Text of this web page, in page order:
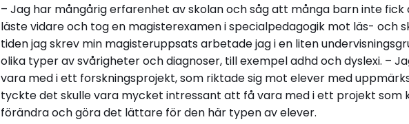
i Köping
Disputerade 2013-03-22
vid Stockholms universitet
Its
Basic
Relaterade länkar
– Jag har mångårig erfarenhet av skolan och såg att många barn inte fick
läste vidare och tog en magisterexamen i specialpedagogik mot läs- och
tiden jag skrev min magisteruppsats arbetade jag i en liten
olika typer av svårigheter och diagnoser, till exempel adhd och dyslexi. –
vara med i ett forskningsprojekt, som riktade sig mot elever med
tyckte det skulle vara mycket intressant att få vara med i ett projekt som
förändra och göra det lättare för den här typen av elever.